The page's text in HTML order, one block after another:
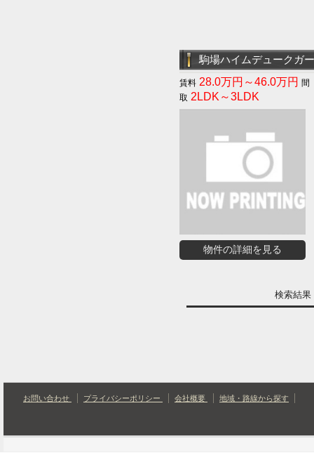
駒場ハイムデュークガ
28.0万円～46.0万円
2LDK～3LDK
物件の詳細を見る
検索結
お問い合わせ プライバシーポリシー 会社概要 地域・路線から探す